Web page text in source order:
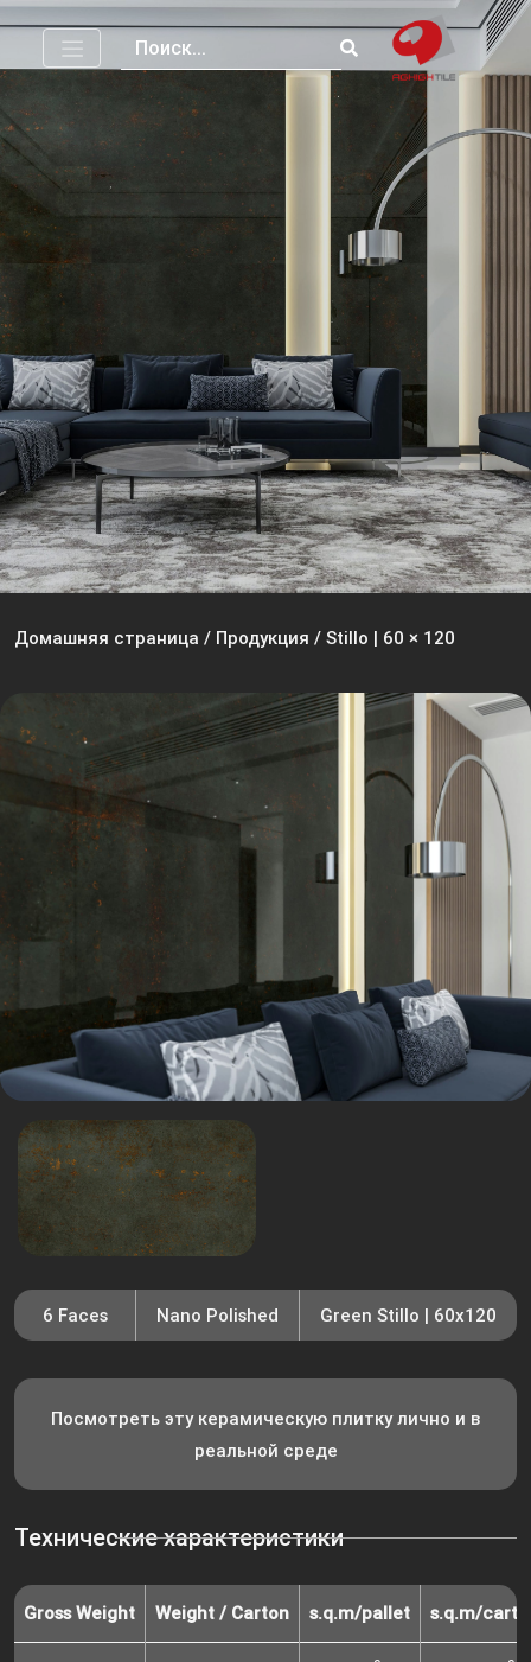
Домашняя страница / Продукция / Stillo | 60 × 120
6 Faces Nano Polished Green Stillo | 60x120
Посмотреть эту керамическую плитку лично и в
реальной среде
Технические характеристики
Gross Weight Weight / Carton s.q.m/pallet s.q.m/